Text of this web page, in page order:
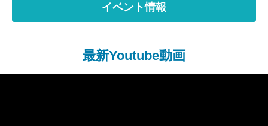
イベント情報
最新Youtube動画